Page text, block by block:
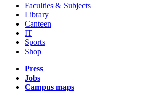
Faculties & Subjects
Library
Canteen
IT
Sports
Shop
Press
Jobs
Campus maps